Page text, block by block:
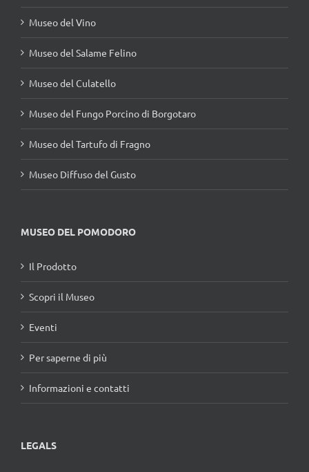
Museo del Vino
Museo del Salame Felino
Museo del Culatello
Museo del Fungo Porcino di Borgotaro
Museo del Tartufo di Fragno
Museo Diffuso del Gusto
MUSEO DEL POMODORO
Il Prodotto
Scopri il Museo
Eventi
Per saperne di più
Informazioni e contatti
LEGALS